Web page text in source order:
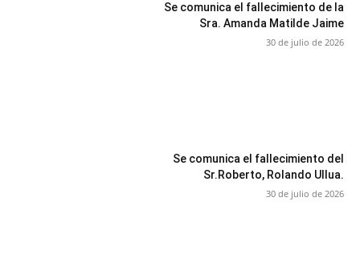
Se comunica el fallecimiento de la
Sra. Amanda Matilde Jaime
30 de julio de 2026
Se comunica el fallecimiento del
Sr.Roberto, Rolando Ullua.
30 de julio de 2026